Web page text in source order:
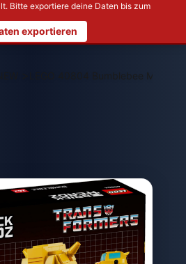
Bitte exportiere deine Daten bis zum
exportieren
LEGO 40804 Bumblebee Mech &